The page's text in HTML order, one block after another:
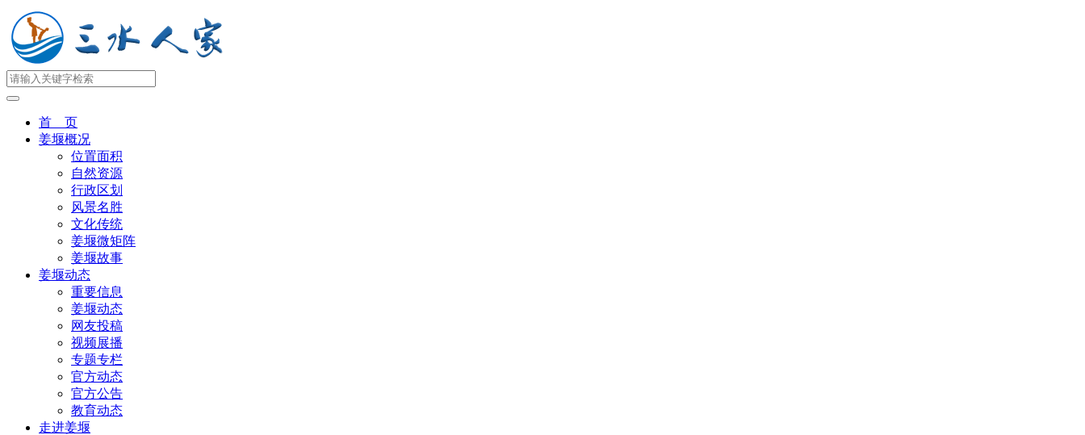
首 页
姜堰概况
位置面积
自然资源
行政区划
风景名胜
文化传统
姜堰微矩阵
姜堰故事
姜堰动态
重要信息
姜堰动态
网友投稿
视频展播
专题专栏
官方动态
官方公告
教育动态
走进姜堰